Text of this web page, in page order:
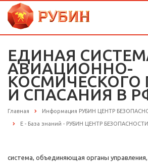
ЕДИНАЯ
АВИАЦИОННО-
КОСМИЧЕСКОГО
И СПАСАНИЯ В
Главная Информация РУБИН ЦЕНТР
Е - База знаний - РУБИН ЦЕНТР БЕЗОПАСНОСТИ
система, объединяющая органы